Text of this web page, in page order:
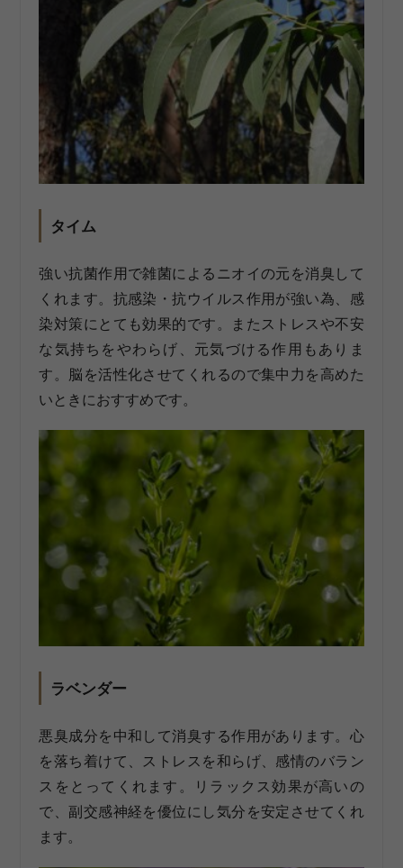
タイム
強い抗菌作用で雑菌によるニオイの元を消臭して
くれます。抗感染・抗ウイルス作用が強い為、感
染対策にとても効果的です。またストレスや不安
な気持ちをやわらげ、元気づける作用もありま
す。脳を活性化させてくれるので集中力を高めた
いときにおすすめです。
ラベンダー
悪臭成分を中和して消臭する作用があります。心
を落ち着けて、ストレスを和らげ、感情のバラン
スをとってくれます。リラックス効果が高いの
で、副交感神経を優位にし気分を安定させてくれ
ます。